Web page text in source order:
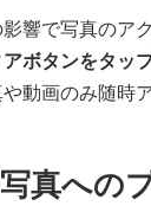
響で写真のア
ボタンをタッ
動画のみ随時
写真へ